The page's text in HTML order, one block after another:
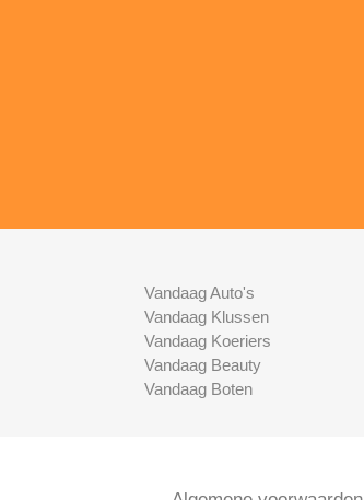
Vandaag Auto's
Vandaag Klussen
Vandaag Koeriers
Vandaag Beauty
Vandaag Boten